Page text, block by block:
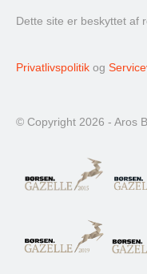
Dette site er beskyttet af
Privatlivspolitik og
© Copyright 2026 - Aros